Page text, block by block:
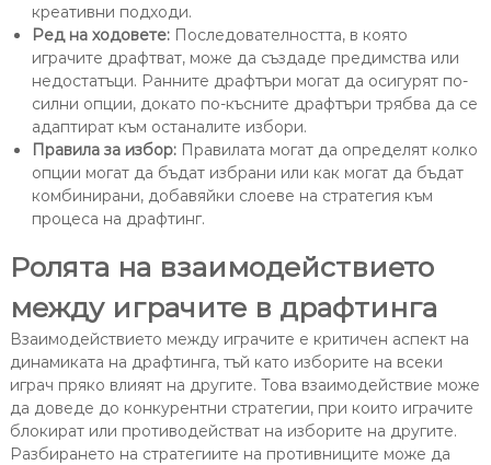
креативни подходи.
Ред на ходовете:Последователността, в която
играчите драфтват, може да създаде предимства или
недостатъци. Ранните драфтъри могат да осигурят по-
силни опции, докато по-късните драфтъри трябва да се
адаптират към останалите избори.
Правила за избор:Правилата могат да определят колко
опции могат да бъдат избрани или как могат да бъдат
комбинирани, добавяйки слоеве на стратегия към
процеса на драфтинг.
Ролята на взаимодействието
между играчите в драфтинга
Взаимодействието между играчите е критичен аспект на
динамиката на драфтинга, тъй като изборите на всеки
играч пряко влияят на другите. Това взаимодействие може
да доведе до конкурентни стратегии, при които играчите
блокират или противодействат на изборите на другите.
Разбирането на стратегиите на противниците може да